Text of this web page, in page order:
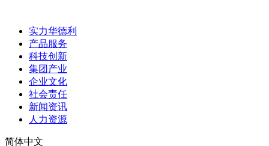
实力华德利
产品服务
科技创新
集团产业
企业文化
社会责任
新闻资讯
人力资源
简体中文